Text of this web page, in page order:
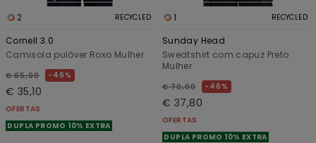
2 RECYCLED
Cornell 3.0
Camisola pulôver Roxo Mulher
€ 65,00 46%
€ 35,10
OFERTAS
DUPLA PROMO 10% EXTRA
1 RECYCLED
Sunday Head
Sweatshirt com capuz Preto
Mulher
€ 70,00 46%
€ 37,80
OFERTAS
DUPLA PROMO 10% EXTRA